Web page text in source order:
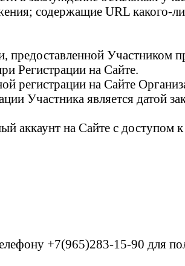
содержащие URL какого-
предоставленной Участником
Регистрации на Сайте.
регистрации на Сайте
Участника является датой
аккаунт на Сайте с доступом
+7(965)283-15-90 для